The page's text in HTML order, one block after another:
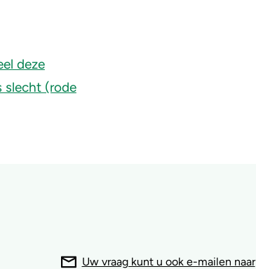
Uw vraag kunt u ook e-mailen naar